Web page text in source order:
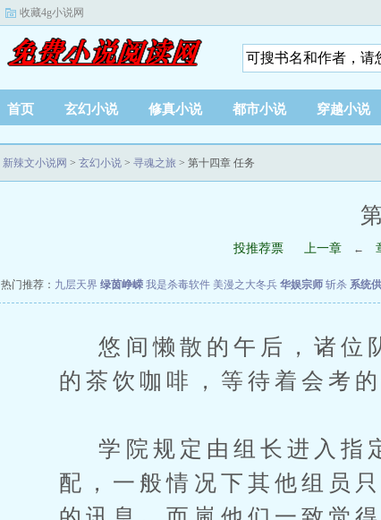
收藏4g小说网
首页 玄幻小说 修真小说 都市小说 穿越小说
新辣文小说网 > 玄幻小说 > 寻魂之旅 > 第十四章 任务
投推荐票 上一章 ←
热门推荐： 九层天界 绿茵峥嵘 我是杀毒软件 美漫之大冬兵 华娱宗师 斩杀 系统
悠间懒散的午后，诸位
的茶饮咖啡，等待着会考的
学院规定由组长进入指
配，一般情况下其他组员